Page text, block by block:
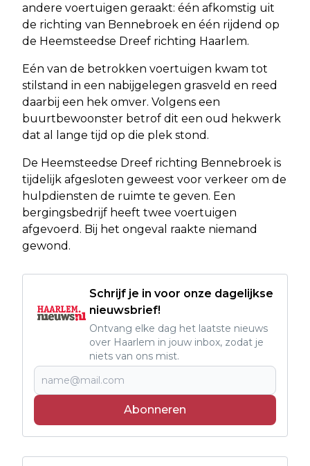
andere voertuigen geraakt: één afkomstig uit
de richting van Bennebroek en één rijdend op
de Heemsteedse Dreef richting Haarlem.
Eén van de betrokken voertuigen kwam tot
stilstand in een nabijgelegen grasveld en reed
daarbij een hek omver. Volgens een
buurtbewoonster betrof dit een oud hekwerk
dat al lange tijd op die plek stond.
De Heemsteedse Dreef richting Bennebroek is
tijdelijk afgesloten geweest voor verkeer om de
hulpdiensten de ruimte te geven. Een
bergingsbedrijf heeft twee voertuigen
afgevoerd. Bij het ongeval raakte niemand
gewond.
Schrijf je in voor onze dagelijkse
nieuwsbrief!
Ontvang elke dag het laatste nieuws
over Haarlem in jouw inbox, zodat je
niets van ons mist.
Abonneren